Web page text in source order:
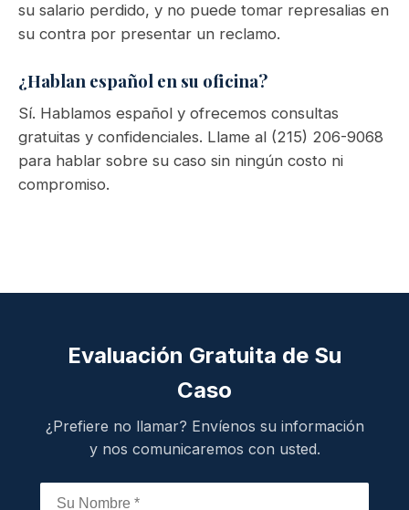
su salario perdido, y no puede tomar represalias en
su contra por presentar un reclamo.
¿Hablan español en su oficina?
Sí. Hablamos español y ofrecemos consultas
gratuitas y confidenciales. Llame al (215) 206-9068
para hablar sobre su caso sin ningún costo ni
compromiso.
Evaluación Gratuita de Su
Caso
¿Prefiere no llamar? Envíenos su información
y nos comunicaremos con usted.